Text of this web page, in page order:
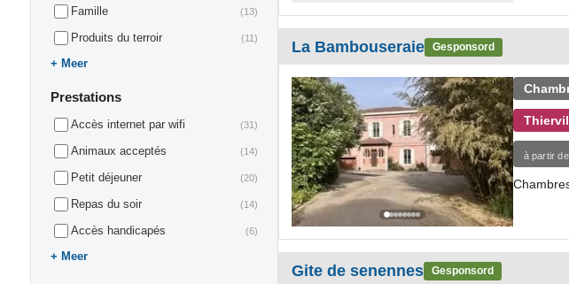
Famille (13)
Produits du terroir (11)
Meer
Prestations
Accès internet par wifi (31)
Animaux acceptés (14)
Petit déjeuner (20)
Repas du soir (14)
Accès handicapés (6)
Meer
La Bambouseraie Gesponsord
à partir de
Gite de senennes Gesponsord